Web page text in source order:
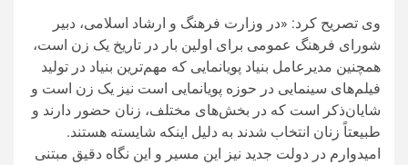
وی تصریح کرد: «در وزارت فرهنگ و ارشاد اسلامی، دبیر
شورای فرهنگ عمومی برای اولین بار در تاریخ یک زن است،
همچنین مدیرعامل بنیاد پویانمایی که مهم‌ترین بنیاد در تولید
فیلم‌های سینمایی در حوزه پویانمایی است نیز یک زن است و
شایان‌ذکر است که در بخش‌های مختلف، زنان حضور دارند و
طبیعتاً زنان انتخاب شدند به دلیل اینکه شایسته هستند.
امیدوارم در دولت جدید نیز این مسیر و این نگاه دقیق مبتنی